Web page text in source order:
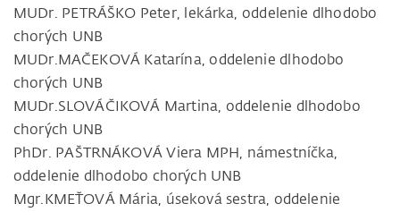
MUDr. PETRÁŠKO Peter, lekárka, oddelenie dlhodobo
chorých UNB
MUDr.MAČEKOVÁ Katarína, oddelenie dlhodobo
chorých UNB
MUDr.SLOVÁČIKOVÁ Martina, oddelenie dlhodobo
chorých UNB
PhDr. PAŠTRNÁKOVÁ Viera MPH, námestníčka,
oddelenie dlhodobo chorých UNB
Mgr.KMEŤOVÁ Mária, úseková sestra, oddelenie